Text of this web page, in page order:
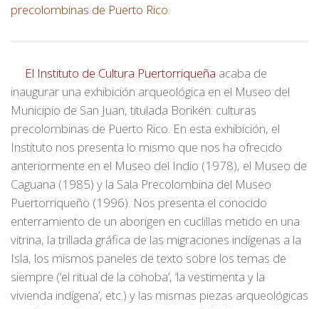
precolombinas de Puerto Rico.
El Instituto de Cultura Puertorriqueña acaba de
inaugurar una exhibición arqueológica en el Museo del
Municipio de San Juan, titulada Borikén: culturas
precolombinas de Puerto Rico. En esta exhibición, el
Instituto nos presenta lo mismo que nos ha ofrecido
anteriormente en el Museo del Indio (1978), el Museo de
Caguana (1985) y la Sala Precolombina del Museo
Puertorriqueño (1996). Nos presenta el conocido
enterramiento de un aborigen en cuclillas metido en una
vitrina, la trillada gráfica de las migraciones indígenas a la
Isla, los mismos paneles de texto sobre los temas de
siempre (‘el ritual de la cohoba’, ‘la vestimenta y la
vivienda indígena’, etc.) y las mismas piezas arqueológicas